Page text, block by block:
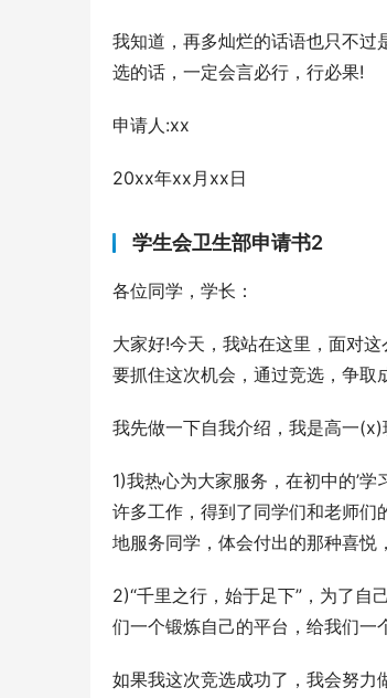
我知道，再多灿烂的话语也只不过
选的话，一定会言必行，行必果!
申请人:xx
20xx年xx月xx日
学生会卫生部申请书2
各位同学，学长：
大家好!今天，我站在这里，面对
要抓住这次机会，通过竞选，争取
我先做一下自我介绍，我是高一
1)我热心为大家服务，在初中的’
许多工作，得到了同学们和老师们
地服务同学，体会付出的那种喜悦
2)“千里之行，始于足下”，为了自
们一个锻炼自己的平台，给我们一
如果我这次竞选成功了，我会努力